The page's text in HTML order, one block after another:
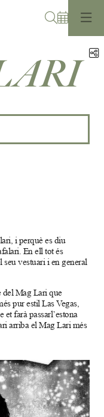
i perquè es diu
En ell tot és
seu vestuari i en general
del Mag Lari que
pur estil Las Vegas,
farà passarl’estona
arriba el Mag Lari més